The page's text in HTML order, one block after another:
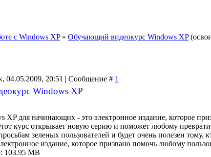
с Windows XP » Обучающий видеокурс Windows XP
04.05.2009, 20:51 | Сообщение # 1
Windows XP
XP для начинающих - это электронное издание, которое
курс открывает новую серию и поможет любому
зеленых пользователей и будет очень полезен
издание, которое призвано помочь любому
103.95 MB